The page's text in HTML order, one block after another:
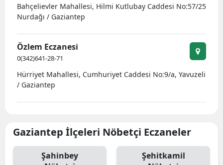
Bahçelievler Mahallesi, Hilmi Kutlubay Caddesi No:57/25
Nurdağı / Gaziantep
Özlem Eczanesi
0(342)641-28-71
Hürriyet Mahallesi, Cumhuriyet Caddesi No:9/a, Yavuzeli
/ Gaziantep
Gaziantep İlçeleri Nöbetçi Eczaneler
Şahinbey
Şehitkamil